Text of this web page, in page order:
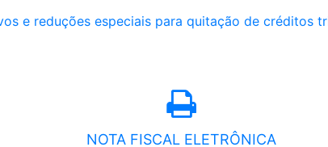
e reduções especiais para quitação de créditos
NOTA FISCAL ELETRÔNICA